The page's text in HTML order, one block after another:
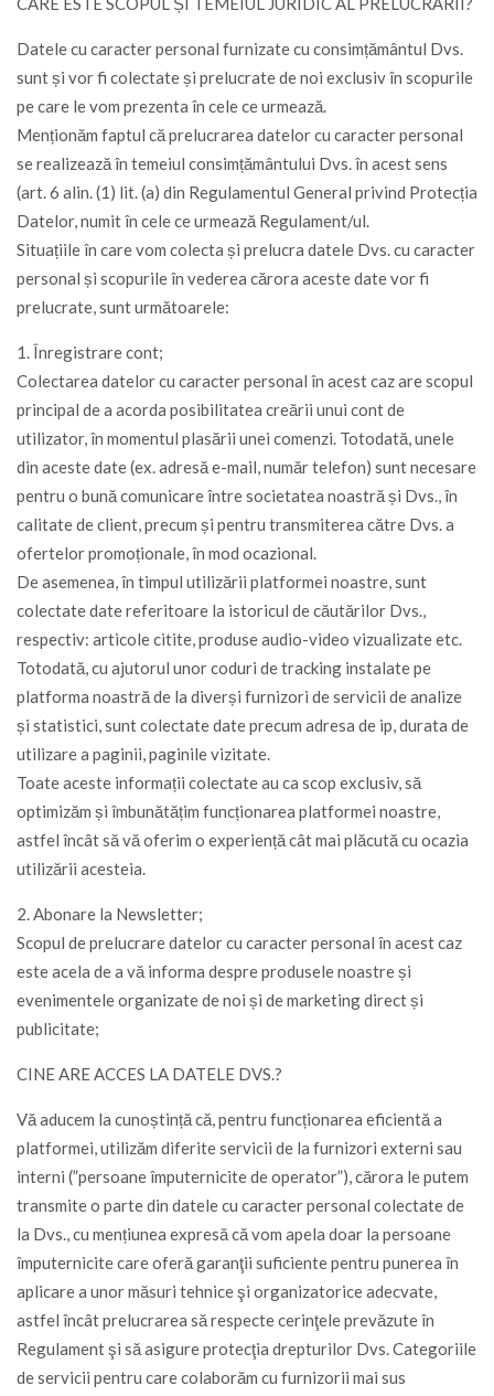
Datele cu caracter personal furnizate cu consimțământul Dvs.
sunt și vor fi colectate și prelucrate de noi exclusiv în scopurile
pe care le vom prezenta în cele ce urmează.
Menționăm faptul că prelucrarea datelor cu caracter personal
se realizează în temeiul consimțământului Dvs. în acest sens
(art. 6 alin. (1) lit. (a) din Regulamentul General privind Protecția
Datelor, numit în cele ce urmează Regulament/ul.
Situațiile în care vom colecta și prelucra datele Dvs. cu caracter
personal și scopurile în vederea cărora aceste date vor fi
prelucrate, sunt următoarele:
1. Înregistrare cont;
Colectarea datelor cu caracter personal în acest caz are scopul
principal de a acorda posibilitatea creării unui cont de
utilizator, în momentul plasării unei comenzi. Totodată, unele
din aceste date (ex. adresă e-mail, număr telefon) sunt necesare
pentru o bună comunicare între societatea noastră și Dvs., în
calitate de client, precum și pentru transmiterea către Dvs. a
ofertelor promoționale, în mod ocazional.
De asemenea, în timpul utilizării platformei noastre, sunt
colectate date referitoare la istoricul de căutărilor Dvs.,
respectiv: articole citite, produse audio-video vizualizate etc.
Totodată, cu ajutorul unor coduri de tracking instalate pe
platforma noastră de la diverși furnizori de servicii de analize
și statistici, sunt colectate date precum adresa de ip, durata de
utilizare a paginii, paginile vizitate.
Toate aceste informații colectate au ca scop exclusiv, să
optimizăm și îmbunătățim funcționarea platformei noastre,
astfel încât să vă oferim o experiență cât mai plăcută cu ocazia
utilizării acesteia.
2. Abonare la Newsletter;
Scopul de prelucrare datelor cu caracter personal în acest caz
este acela de a vă informa despre produsele noastre și
evenimentele organizate de noi și de marketing direct și
publicitate;
CINE ARE ACCES LA DATELE DVS.?
Vă aducem la cunoștință că, pentru funcționarea eficientă a
platformei, utilizăm diferite servicii de la furnizori externi sau
interni (”persoane împuternicite de operator”), cărora le putem
transmite o parte din datele cu caracter personal colectate de
la Dvs., cu mențiunea expresă că vom apela doar la persoane
împuternicite care oferă garanţii suficiente pentru punerea în
aplicare a unor măsuri tehnice şi organizatorice adecvate,
astfel încât prelucrarea să respecte cerinţele prevăzute în
Regulament şi să asigure protecţia drepturilor Dvs. Categoriile
de servicii pentru care colaborăm cu furnizorii mai sus